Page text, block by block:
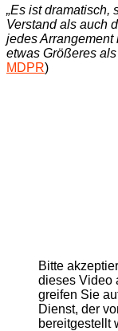
„Es ist dramatisch,
Verstand als auch
jedes Arrangement
etwas Größeres
MDPR)
Bitte
dieses Video
greifen Sie
Dienst, der
bereitgestellt